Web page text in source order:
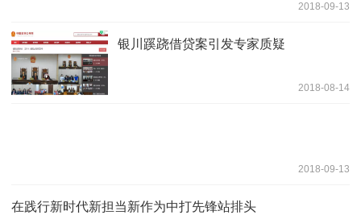
2018-09-13
银川蹊跷借贷案引发专家质疑
2018-08-14
2018-09-13
在践行新时代新担当新作为中打先锋站排头